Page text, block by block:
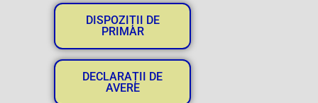
DISPOZIȚII DE
PRIMAR
DECLARAȚII DE
AVERE